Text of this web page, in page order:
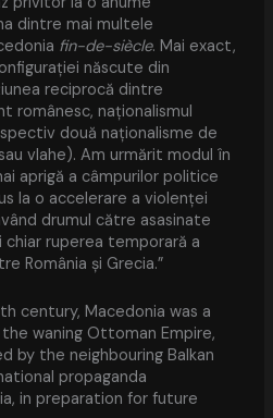
dintre mai multele
fin-de-siècle. Mai exact,
născute din
reciprocă dintre
românesc, naționalismul
două naționalisme de
vlahe). Am urmărit modul în
aprigă a câmpurilor politice
la o accelerare a violenței
drumul către asasinate
ruperea temporară a
România și Grecia.”
century, Macedonia was a
waning Ottoman Empire,
by the neighbouring Balkan
propaganda
in preparation for future